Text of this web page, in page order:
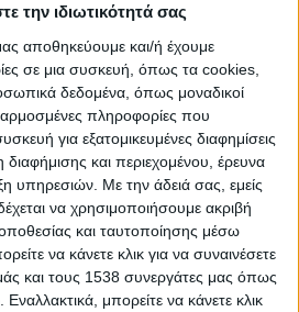
την ιδιωτικότητά σας
αποθηκεύουμε και/ή έχουμε
σε μια συσκευή, όπως τα cookies,
δεδομένα, όπως μοναδικοί
πληροφορίες που
για εξατομικευμένες διαφημίσεις
διαφήμισης και περιεχομένου, έρευνα
υπηρεσιών. Με την άδειά σας, εμείς
να χρησιμοποιήσουμε ακριβή
και ταυτοποίησης μέσω
να κάνετε κλικ για να συναινέσετε
και τους 1538 συνεργάτες μας όπως
μπορείτε να κάνετε κλικ
09/08/202609:17:10
στις ιστορίες της πόλης